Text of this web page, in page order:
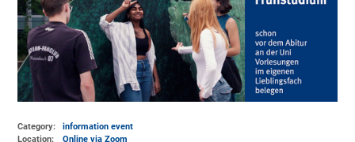
Category:
information event
Location:
Online via Zoom